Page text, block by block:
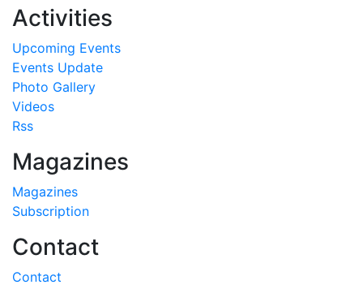
Activities
Upcoming Events
Events Update
Photo Gallery
Videos
Rss
Magazines
Magazines
Subscription
Contact
Contact